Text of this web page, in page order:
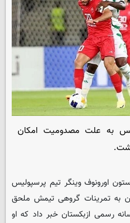
به علت مصدومیت امکان
اورونوف وینگر تیم پرسپولیس
به تمرینات گروهی تیمش ملحق
رسمی ازبکستان خبر داد که او